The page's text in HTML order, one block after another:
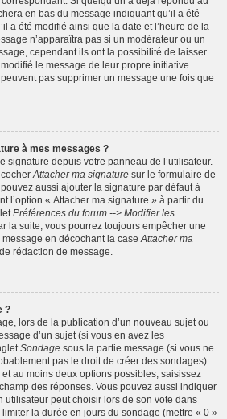
en bas du message indiquant qu’il a été
a été modifié ainsi que la date et l’heure de la
n’apparaîtra pas si un modérateur ou un
cependant ils ont la possibilité de laisser
le message de leur propre initiative.
pas supprimer un message une fois que
à mes messages ?
signature depuis votre panneau de l’utilisateur.
Attacher ma signature sur le formulaire de
aussi ajouter la signature par défaut à
l’option « Attacher ma signature » à partir du
Préférences du forum --> Modifier les
la suite, vous pourrez toujours empêcher une
en décochant la case Attacher ma
rédaction de message.
?
lors de la publication d’un nouveau sujet ou
d’un sujet (si vous en avez les
Sondage sous la partie message (si vous ne
pas le droit de créer des sondages).
au moins deux options possibles, saisissez
des réponses. Vous pouvez aussi indiquer
utilisateur peut choisir lors de son vote dans
la durée en jours du sondage (mettre « 0 »